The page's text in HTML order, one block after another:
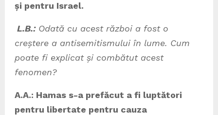
și pentru Israel.
L.B.:Odată cu acest război a fost o
creștere a antisemitismului în lume. Cum
poate fi explicat și combătut acest
fenomen?
A.A.: Hamas s-a prefăcut a fi luptători
pentru libertate pentru cauza